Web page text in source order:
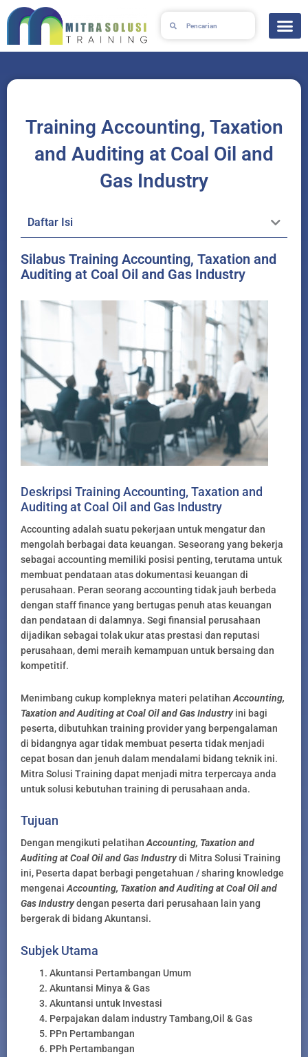
Lewati
ke
Training Accounting, Taxation
and Auditing at Coal Oil and
Gas Industry
Daftar Isi
Silabus Training Accounting, Taxation and
Auditing at Coal Oil and Gas Industry
Deskripsi Training Accounting, Taxation and
Auditing at Coal Oil and Gas Industry
Accounting adalah suatu pekerjaan untuk mengatur dan
mengolah berbagai data keuangan. Seseorang yang bekerja
sebagai accounting memiliki posisi penting, terutama untuk
membuat pendataan atas dokumentasi keuangan di
perusahaan. Peran seorang accounting tidak jauh berbeda
dengan staff finance yang bertugas penuh atas keuangan
dan pendataan di dalamnya. Segi finansial perusahaan
dijadikan sebagai tolak ukur atas prestasi dan reputasi
perusahaan, demi meraih kemampuan untuk bersaing dan
kompetitif.
Menimbang cukup kompleknya materi pelatihan Accounting,
Taxation and Auditing at Coal Oil and Gas Industryini bagi
peserta, dibutuhkan training provider yang berpengalaman
di bidangnya agar tidak membuat peserta tidak menjadi
cepat bosan dan jenuh dalam mendalami bidang teknik ini.
Mitra Solusi Training dapat menjadi mitra terpercaya anda
untuk solusi kebutuhan training di perusahaan anda.
Tujuan
Dengan mengikuti pelatihanAccounting, Taxation and
Auditing at Coal Oil and Gas Industrydi Mitra Solusi Training
ini, Peserta dapat berbagi pengetahuan / sharing knowledge
mengenaiAccounting, Taxation and Auditing at Coal Oil and
Gas Industrydengan peserta dari perusahaan lain yang
bergerak di bidang Akuntansi.
Subjek Utama
Akuntansi Pertambangan Umum
Akuntansi Minya & Gas
Akuntansi untuk Investasi
Perpajakan dalam industry Tambang,Oil & Gas
PPn Pertambangan
PPh Pertambangan